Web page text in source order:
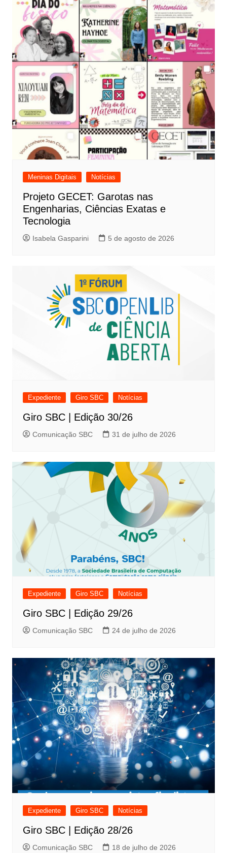
Meninas Digitais Notícias
Projeto GECET: Garotas nas
Engenharias, Ciências Exatas e
Tecnologia
Isabela Gasparini 5 de agosto de 2026
Expediente Giro SBC Notícias
Giro SBC | Edição 30/26
Comunicação SBC 31 de julho de 2026
Expediente Giro SBC Notícias
Giro SBC | Edição 29/26
Comunicação SBC 24 de julho de 2026
Expediente Giro SBC Notícias
Giro SBC | Edição 28/26
Comunicação SBC 18 de julho de 2026